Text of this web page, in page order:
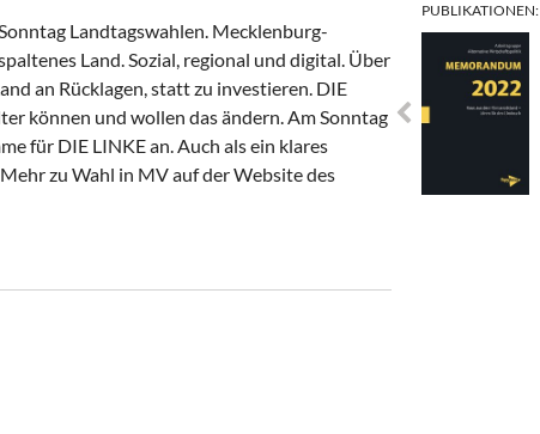
Landtagswahlen. Mecklenburg-
Land. Sozial, regional und digital. Über
an Rücklagen, statt zu investieren. DIE
können und wollen das ändern. Am Sonntag
für DIE LINKE an. Auch als ein klares
zu Wahl in MV auf der Website des
PUBLIKATIONEN:
Solidarisches EUropa -
Mosaiklinke Perspektiven